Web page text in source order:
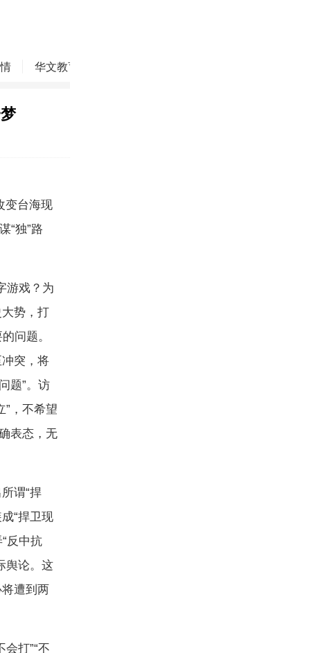
华文教育
变台海现
“独”路
游戏？为
势，打
问题。
突，将
题”。访
”，不希望
表态，无
谓“捍
“捍卫现
反中抗
舆论。这
遭到两
打”“不